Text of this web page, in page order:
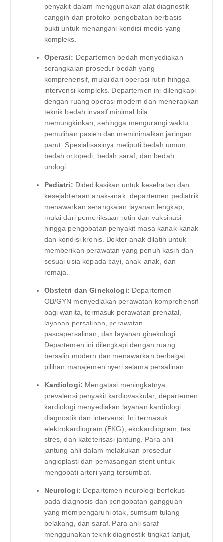
penyakit dalam menggunakan alat diagnostik
canggih dan protokol pengobatan berbasis
bukti untuk menangani kondisi medis yang
kompleks.
Operasi: Departemen bedah menyediakan
serangkaian prosedur bedah yang
komprehensif, mulai dari operasi rutin hingga
intervensi kompleks. Departemen ini dilengkapi
dengan ruang operasi modern dan menerapkan
teknik bedah invasif minimal bila
memungkinkan, sehingga mengurangi waktu
pemulihan pasien dan meminimalkan jaringan
parut. Spesialisasinya meliputi bedah umum,
bedah ortopedi, bedah saraf, dan bedah
urologi.
Pediatri: Didedikasikan untuk kesehatan dan
kesejahteraan anak-anak, departemen pediatrik
menawarkan serangkaian layanan lengkap,
mulai dari pemeriksaan rutin dan vaksinasi
hingga pengobatan penyakit masa kanak-kanak
dan kondisi kronis. Dokter anak dilatih untuk
memberikan perawatan yang penuh kasih dan
sesuai usia kepada bayi, anak-anak, dan
remaja.
Obstetri dan Ginekologi: Departemen
OB/GYN menyediakan perawatan komprehensif
bagi wanita, termasuk perawatan prenatal,
layanan persalinan, perawatan
pascapersalinan, dan layanan ginekologi.
Departemen ini dilengkapi dengan ruang
bersalin modern dan menawarkan berbagai
pilihan manajemen nyeri selama persalinan.
Kardiologi: Mengatasi meningkatnya
prevalensi penyakit kardiovaskular, departemen
kardiologi menyediakan layanan kardiologi
diagnostik dan intervensi. Ini termasuk
elektrokardiogram (EKG), ekokardiogram, tes
stres, dan kateterisasi jantung. Para ahli
jantung ahli dalam melakukan prosedur
angioplasti dan pemasangan stent untuk
mengobati arteri yang tersumbat.
Neurologi: Departemen neurologi berfokus
pada diagnosis dan pengobatan gangguan
yang mempengaruhi otak, sumsum tulang
belakang, dan saraf. Para ahli saraf
menggunakan teknik diagnostik tingkat lanjut,